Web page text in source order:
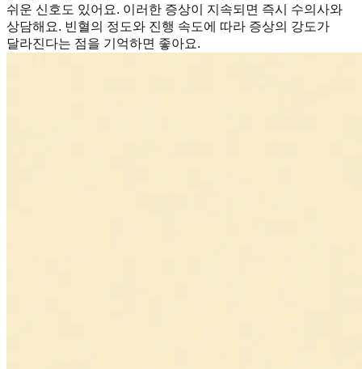
쉬운 신호도 있어요. 이러한 증상이 지속되면 즉시 수의사와
상담해요. 빈혈의 정도와 진행 속도에 따라 증상의 강도가
달라진다는 점을 기억하면 좋아요.